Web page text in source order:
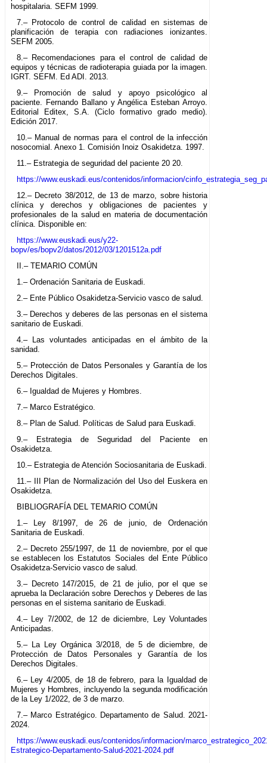
hospitalaria. SEFM 1999.
7.– Protocolo de control de calidad en sistemas de
planificación de terapia con radiaciones ionizantes.
SEFM 2005.
8.– Recomendaciones para el control de calidad de
equipos y técnicas de radioterapia guiada por la imagen.
IGRT. SEFM. Ed ADI. 2013.
9.– Promoción de salud y apoyo psicológico al
paciente. Fernando Ballano y Angélica Esteban Arroyo.
Editorial Editex, S.A. (Ciclo formativo grado medio).
Edición 2017.
10.– Manual de normas para el control de la infección
nosocomial. Anexo 1. Comisión Inoiz Osakidetza. 1997.
11.– Estrategia de seguridad del paciente 20 20.
https://www.euskadi.eus/contenidos/informacion/
12.– Decreto 38/2012, de 13 de marzo, sobre historia
clínica y derechos y obligaciones de pacientes y
profesionales de la salud en materia de documentación
clínica. Disponible en:
https://www.euskadi.eus/y22-
bopv/es/bopv2/datos/2012/03/1201512a.pdf
II.– TEMARIO COMÚN
1.– Ordenación Sanitaria de Euskadi.
2.– Ente Público Osakidetza-Servicio vasco de salud.
3.– Derechos y deberes de las personas en el sistema
sanitario de Euskadi.
4.– Las voluntades anticipadas en el ámbito de la
sanidad.
5.– Protección de Datos Personales y Garantía de los
Derechos Digitales.
6.– Igualdad de Mujeres y Hombres.
7.– Marco Estratégico.
8.– Plan de Salud. Políticas de Salud para Euskadi.
9.– Estrategia de Seguridad del Paciente en
Osakidetza.
10.– Estrategia de Atención Sociosanitaria de Euskadi.
11.– III Plan de Normalización del Uso del Euskera en
Osakidetza.
BIBLIOGRAFÍA DEL TEMARIO COMÚN
1.– Ley 8/1997, de 26 de junio, de Ordenación
Sanitaria de Euskadi.
2.– Decreto 255/1997, de 11 de noviembre, por el que
se establecen los Estatutos Sociales del Ente Público
Osakidetza-Servicio vasco de salud.
3.– Decreto 147/2015, de 21 de julio, por el que se
aprueba la Declaración sobre Derechos y Deberes de las
personas en el sistema sanitario de Euskadi.
4.– Ley 7/2002, de 12 de diciembre, Ley Voluntades
Anticipadas.
5.– La Ley Orgánica 3/2018, de 5 de diciembre, de
Protección de Datos Personales y Garantía de los
Derechos Digitales.
6.– Ley 4/2005, de 18 de febrero, para la Igualdad de
Mujeres y Hombres, incluyendo la segunda modificación
de la Ley 1/2022, de 3 de marzo.
7.– Marco Estratégico. Departamento de Salud. 2021-
2024.
https://www.euskadi.eus/contenidos/informacion/
Estrategico-Departamento-Salud-2021-2024.pdf